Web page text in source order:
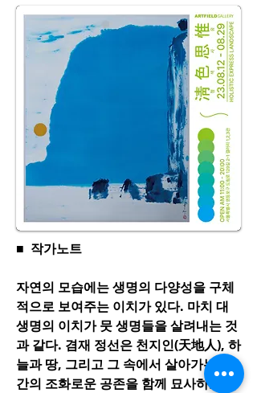
■ 작가노트
자연의 모습에는 생명의 다양성을 구체
적으로 보여주는 이치가 있다. 마치 대
생명의 이치가 뭇 생명들을 살려내는 것
과 같다. 겸재 정선은 천지인(天地人), 하
늘과 땅, 그리고 그 속에서 살아가는 인
간의 조화로운 공존을 함께 묘사하고 바